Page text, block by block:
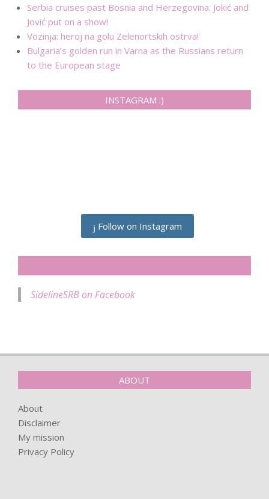
Serbia cruises past Bosnia and Herzegovina: Jokić and
Jović put on a show!
Vozinja: heroj na golu Zelenortskih ostrva!
Bulgaria’s golden run in Varna as the Russians return
to the European stage
INSTAGRAM :)
Follow on Instagram
SidelineSRB on Facebook
ABOUT
About
Disclaimer
My mission
Privacy Policy